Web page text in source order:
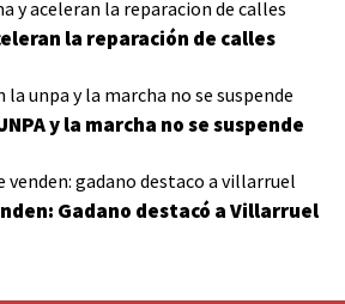
la reparación de calles
y la marcha no se suspende
Gadano destacó a Villarruel